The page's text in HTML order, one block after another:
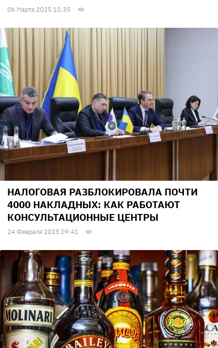
06 Марта 2025 10:35
НАЛОГОВАЯ РАЗБЛОКИРОВАЛА ПОЧТИ
4000 НАКЛАДНЫХ: КАК РАБОТАЮТ
КОНСУЛЬТАЦИОННЫЕ ЦЕНТРЫ
24 Февраля 2025 09:41